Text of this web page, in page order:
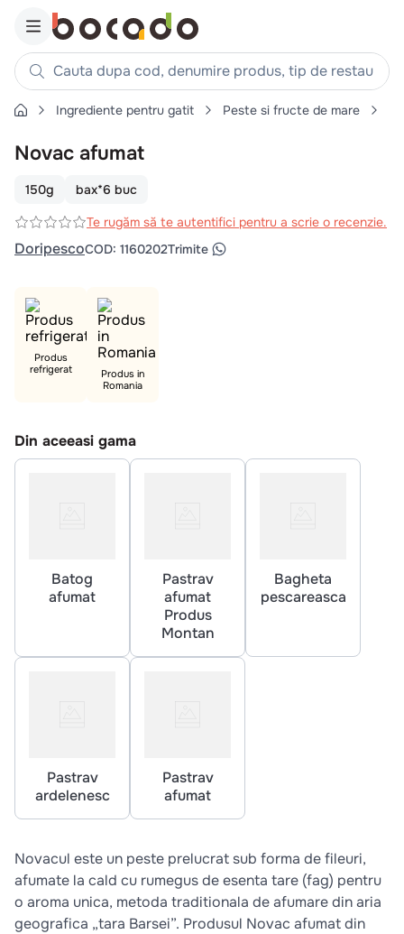
Cauta dupa cod, denumire produs, tip de restaurant,
Căutări populare
1. cartofi
. piept pui
4
chifle
. coaste
. aripi
ceafa
Ingrediente pentru gatit Peste si fructe de mare
Novac afumat
150g bax*6 buc
Te rugăm să te autentifici pentru a scrie o recenzie.
DoripescoCOD: 1160202Trimite
Produs
refrigerat
Produs in
Romania
Din aceeasi gama
Batog
afumat
Pastrav
afumat
Produs
Montan
Bagheta
pescareasca
Pastrav
ardelenesc
Pastrav
afumat
Novacul este un peste prelucrat sub forma de fileuri,
afumate la cald cu rumegus de esenta tare (fag) pentru
o aroma unica, metoda traditionala de afumare din aria
geografica „tara Barsei”. Produsul Novac afumat din